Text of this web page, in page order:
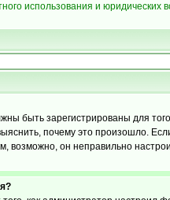
использования и
быть зарегистрированы для
почему это произошло.
возможно, он неправильно